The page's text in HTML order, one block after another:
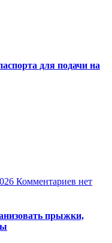
для подачи на
Комментариев нет
прыжки,